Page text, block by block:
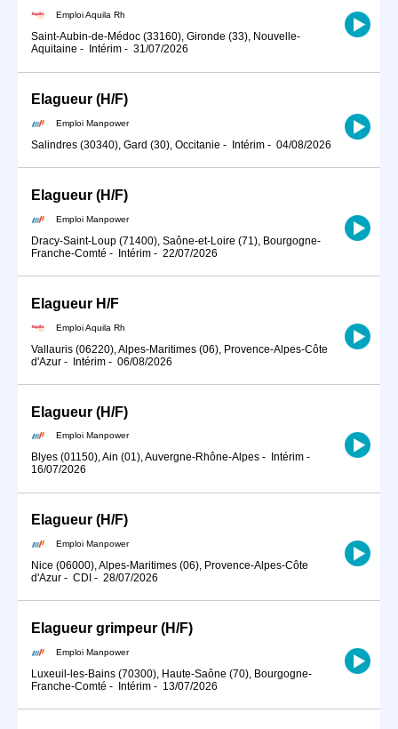
Emploi Aquila Rh
Saint-Aubin-de-Médoc (33160), Gironde (33), Nouvelle-
Aquitaine - Intérim - 31/07/2026
Elagueur (H/F)
Emploi Manpower
Salindres (30340), Gard (30), Occitanie - Intérim - 04/08/2026
Elagueur (H/F)
Emploi Manpower
Dracy-Saint-Loup (71400), Saône-et-Loire (71), Bourgogne-
Franche-Comté - Intérim - 22/07/2026
Elagueur H/F
Emploi Aquila Rh
Vallauris (06220), Alpes-Maritimes (06), Provence-Alpes-Côte
d'Azur - Intérim - 06/08/2026
Elagueur (H/F)
Emploi Manpower
Blyes (01150), Ain (01), Auvergne-Rhône-Alpes - Intérim -
16/07/2026
Elagueur (H/F)
Emploi Manpower
Nice (06000), Alpes-Maritimes (06), Provence-Alpes-Côte
d'Azur - CDI - 28/07/2026
Elagueur grimpeur (H/F)
Emploi Manpower
Luxeuil-les-Bains (70300), Haute-Saône (70), Bourgogne-
Franche-Comté - Intérim - 13/07/2026